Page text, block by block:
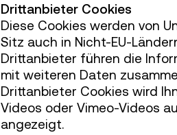
Drittanbieter Cookies
Diese Cookies werden von
Sitz auch in Nicht-EU-
Drittanbieter führen die
mit weiteren Daten
Drittanbieter Cookies wird
Videos oder Vimeo-Videos
angezeigt.